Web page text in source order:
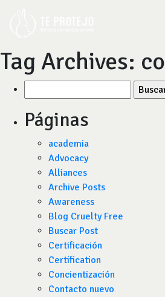
Tag Archives:
por:
Páginas
academia
Advocacy
Alliances
Archive Posts
Awareness
Blog Cruelty Free
Buscar Post
Certificación
Certification
Concientización
Contacto nuevo